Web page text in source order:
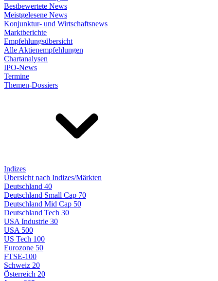
Bestbewertete News
Meistgelesene News
Konjunktur- und Wirtschaftsnews
Marktberichte
Empfehlungsübersicht
Alle Aktienempfehlungen
Chartanalysen
IPO-News
Termine
Themen-Dossiers
Indizes
Übersicht nach Indizes/Märkten
Deutschland 40
Deutschland Small Cap 70
Deutschland Mid Cap 50
Deutschland Tech 30
USA Industrie 30
USA 500
US Tech 100
Eurozone 50
FTSE-100
Schweiz 20
Österreich 20